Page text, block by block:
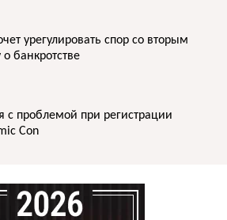
урегулировать спор со вторым
банкротстве
с проблемой при регистрации
Con